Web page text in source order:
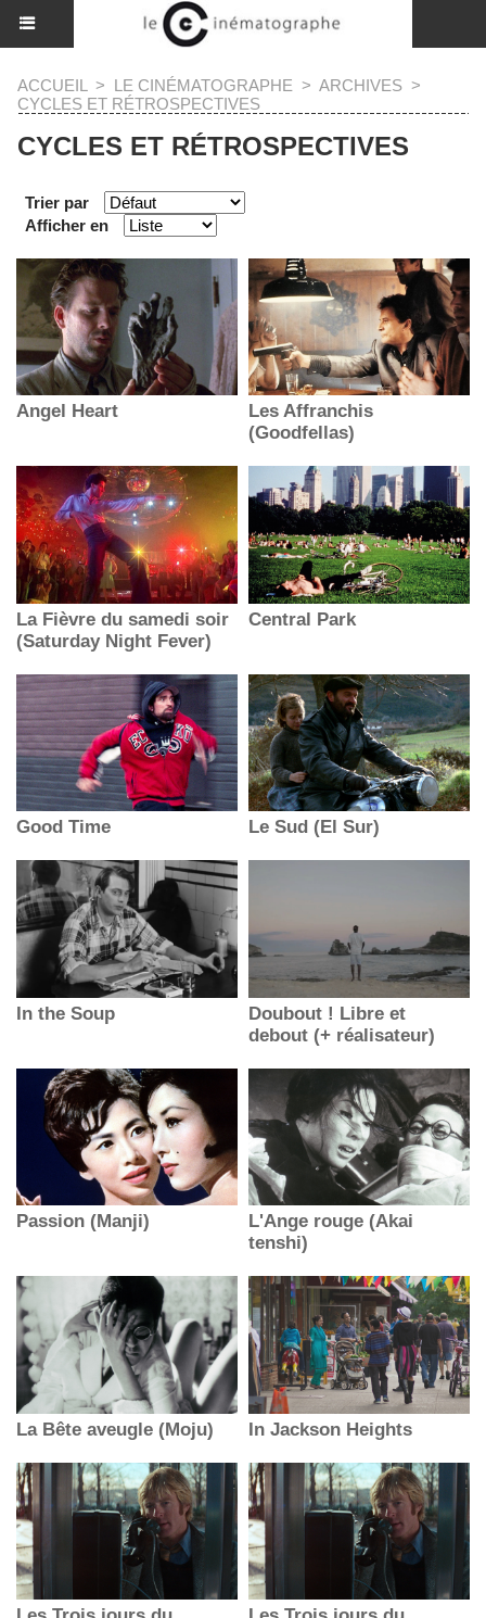
ACCUEIL > LE CINÉMATOGRAPHE > ARCHIVES >
CYCLES ET RÉTROSPECTIVES
CYCLES ET RÉTROSPECTIVES
Trier par
Afficher en
Angel Heart
Les Affranchis
(Goodfellas)
La Fièvre du samedi soir
(Saturday Night Fever)
Central Park
Good Time Le Sud (El Sur)
In the Soup
Doubout ! Libre et
debout (+ réalisateur)
Passion (Manji)
L'Ange rouge (Akai
tenshi)
La Bête aveugle (Moju) In Jackson Heights